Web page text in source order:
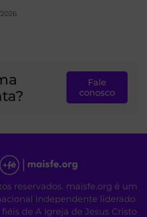
Fale
conosco
reservados. maisfe.org é um
independente liderado
de A Igreja de Jesus Cristo